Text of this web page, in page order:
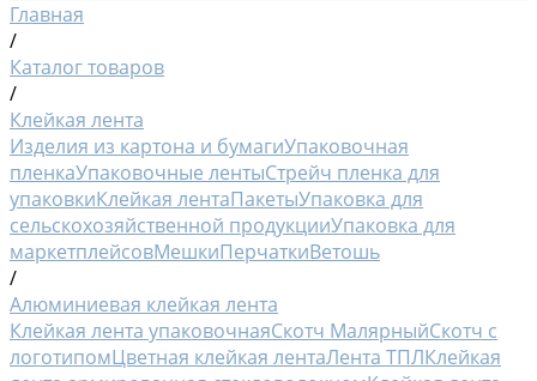
Главная
/
Каталог товаров
/
Клейкая лента
Изделия из картона и бумагиУпаковочная
пленкаУпаковочные лентыСтрейч пленка для
упаковкиКлейкая лентаПакетыУпаковка для
сельскохозяйственной продукцииУпаковка для
маркетплейсовМешкиПерчаткиВетошь
/
Алюминиевая клейкая лента
Клейкая лента упаковочнаяСкотч МалярныйСкотч с
логотипомЦветная клейкая лентаЛента ТПЛКлейкая